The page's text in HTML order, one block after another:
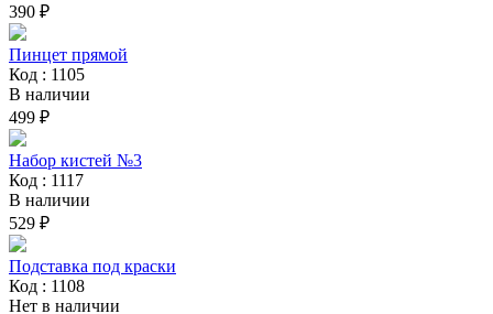
390 ₽
Пинцет прямой
Код : 1105
В наличии
499 ₽
Набор кистей №3
Код : 1117
В наличии
529 ₽
Подставка под краски
Код : 1108
Нет в наличии